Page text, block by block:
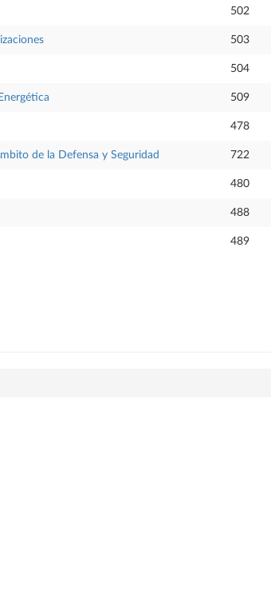
502
503
504
509
478
de la Defensa y Seguridad 722
480
488
489